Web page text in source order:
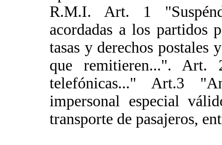
R.M.I. Art. 1
acordadas a los partidos
tasas y derechos postales
que remitieren...". Art.
telefónicas..." Art.3
impersonal especial
transporte de pasajeros,